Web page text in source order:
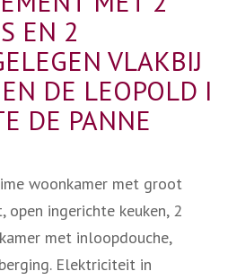
EN 2
VLAKBIJ
DE LEOPOLD I
DE PANNE
woonkamer met groot
open ingerichte keuken, 2
met inloopdouche,
Elektriciteit in